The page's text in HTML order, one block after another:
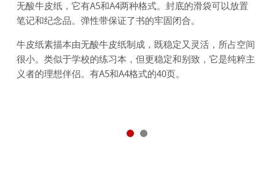
无酸牛皮纸，它有A5和A4两种格式。封底的滑袋可以放置
笔记和纪念品。弹性带保证了书的牢固闭合。
牛皮纸素描本由无酸牛皮纸制成，既稳定又灵活，所占空间
很小。类似于学校的练习本，但更稳定和别致，它是纯粹主
义者的理想伴侣。有A5和A4格式的40页。